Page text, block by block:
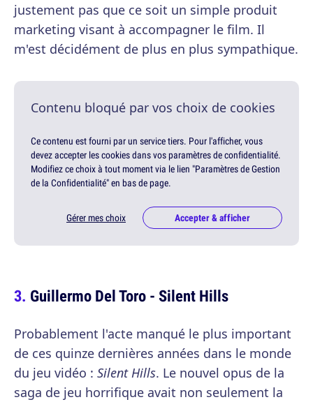
justement pas que ce soit un simple produit
marketing visant à accompagner le film. Il
m'est décidément de plus en plus sympathique.
Contenu bloqué par vos choix de cookies
Ce contenu est fourni par un service tiers. Pour l'afficher, vous
devez accepter les cookies dans vos paramètres de confidentialité.
Modifiez ce choix à tout moment via le lien "Paramètres de Gestion
de la Confidentialité" en bas de page.
Gérer mes choix Accepter & afficher
Guillermo Del Toro - Silent Hills
Probablement l'acte manqué le plus important
de ces quinze dernières années dans le monde
du jeu vidéo : Silent Hills. Le nouvel opus de la
saga de jeu horrifique avait non seulement la